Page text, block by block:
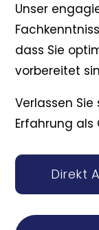
Unser
dass Sie
vorbereitet
Verlassen
Erfahrung
Direkt